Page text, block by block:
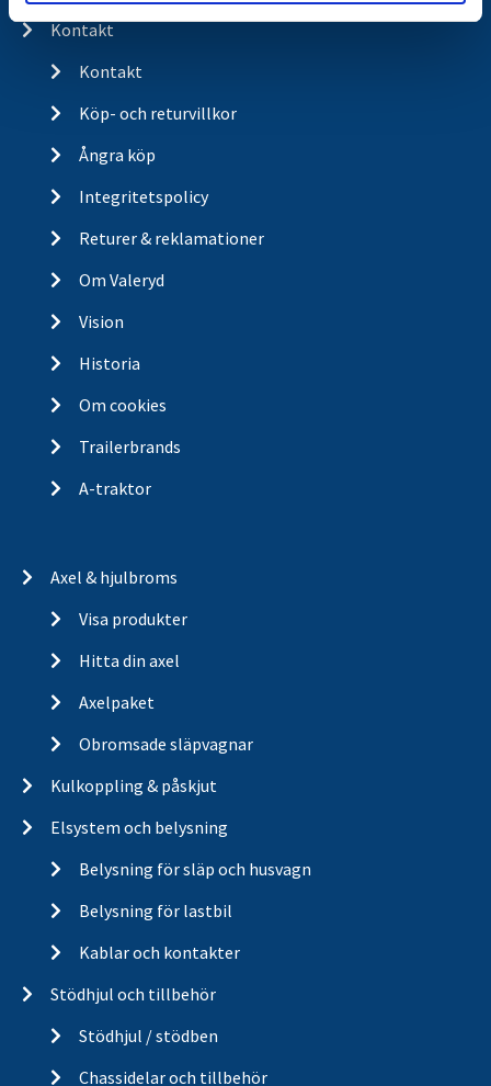
Kontakt
Kontakt
Köp- och returvillkor
Ångra köp
Integritetspolicy
Returer & reklamationer
Om Valeryd
Vision
Historia
Om cookies
Trailerbrands
A-traktor
Axel & hjulbroms
Visa produkter
Hitta din axel
Axelpaket
Obromsade släpvagnar
Kulkoppling & påskjut
Elsystem och belysning
Belysning för släp och husvagn
Belysning för lastbil
Kablar och kontakter
Stödhjul och tillbehör
Stödhjul / stödben
Chassidelar och tillbehör